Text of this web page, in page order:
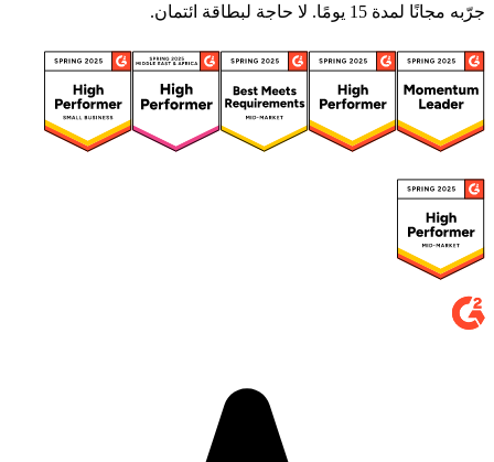
جرّبه مجانًا لمدة 15 يومًا. لا حاجة لبطاقة ائتمان.